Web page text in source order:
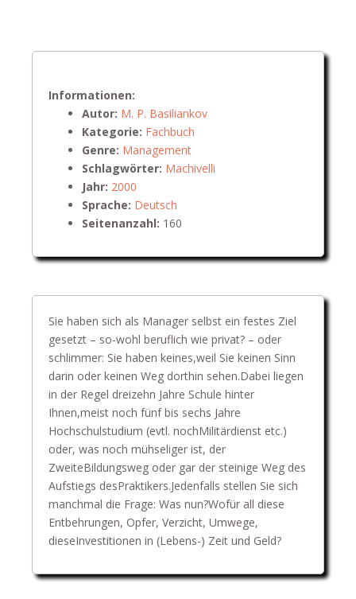
Informationen:
Autor: M. P. Basiliankov
Kategorie: Fachbuch
Genre: Management
Schlagwörter: Machivelli
Jahr: 2000
Sprache: Deutsch
Seitenanzahl: 160
Sie haben sich als Manager selbst ein festes Ziel
gesetzt – so-wohl beruflich wie privat? – oder
schlimmer: Sie haben keines,weil Sie keinen Sinn
darin oder keinen Weg dorthin sehen.Dabei liegen
in der Regel dreizehn Jahre Schule hinter
Ihnen,meist noch fünf bis sechs Jahre
Hochschulstudium (evtl. nochMilitärdienst etc.)
oder, was noch mühseliger ist, der
ZweiteBildungsweg oder gar der steinige Weg des
Aufstiegs desPraktikers.Jedenfalls stellen Sie sich
manchmal die Frage: Was nun?Wofür all diese
Entbehrungen, Opfer, Verzicht, Umwege,
dieseInvestitionen in (Lebens-) Zeit und Geld?